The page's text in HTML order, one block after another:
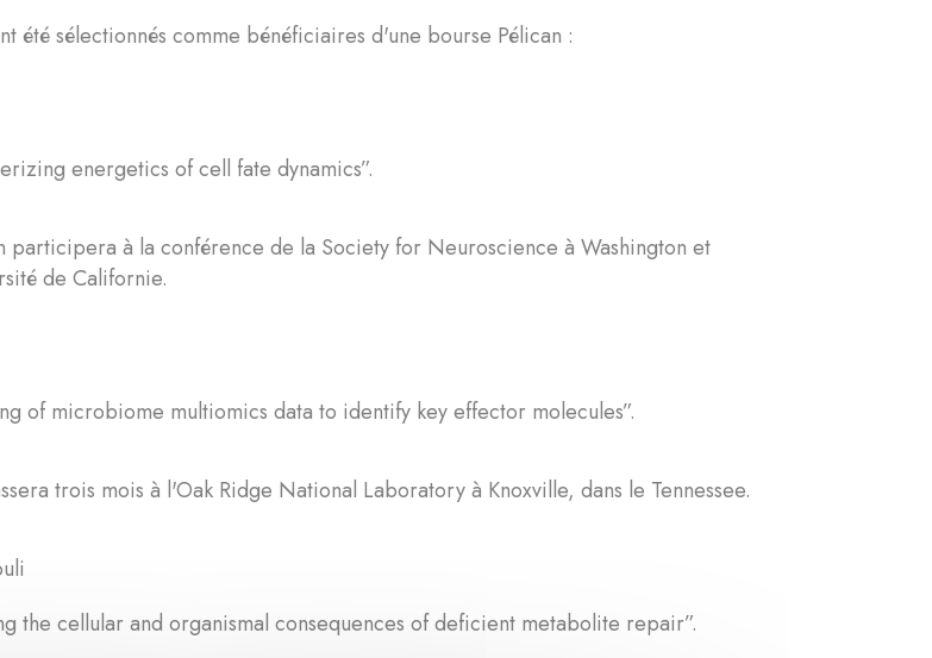
été sélectionnés comme bénéficiaires d'une bourse Pélican :
energetics of cell fate dynamics”.
participera à la conférence de la Society for Neuroscience à Washington et
de Californie.
of microbiome multiomics data to identify key effector molecules”.
trois mois à l'Oak Ridge National Laboratory à Knoxville, dans le Tennessee.
the cellular and organismal consequences of deficient metabolite repair”.